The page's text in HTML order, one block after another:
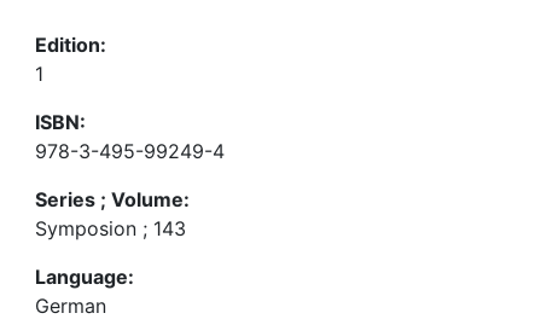
Edition:
1
ISBN:
978-3-495-99249-4
Series ; Volume:
Symposion ; 143
Language:
German